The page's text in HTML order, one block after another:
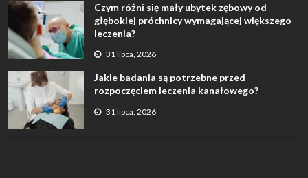
Czym różni się mały ubytek zębowy od
głębokiej próchnicy wymagającej większego
leczenia?
31 lipca, 2026
Jakie badania są potrzebne przed
rozpoczęciem leczenia kanałowego?
31 lipca, 2026